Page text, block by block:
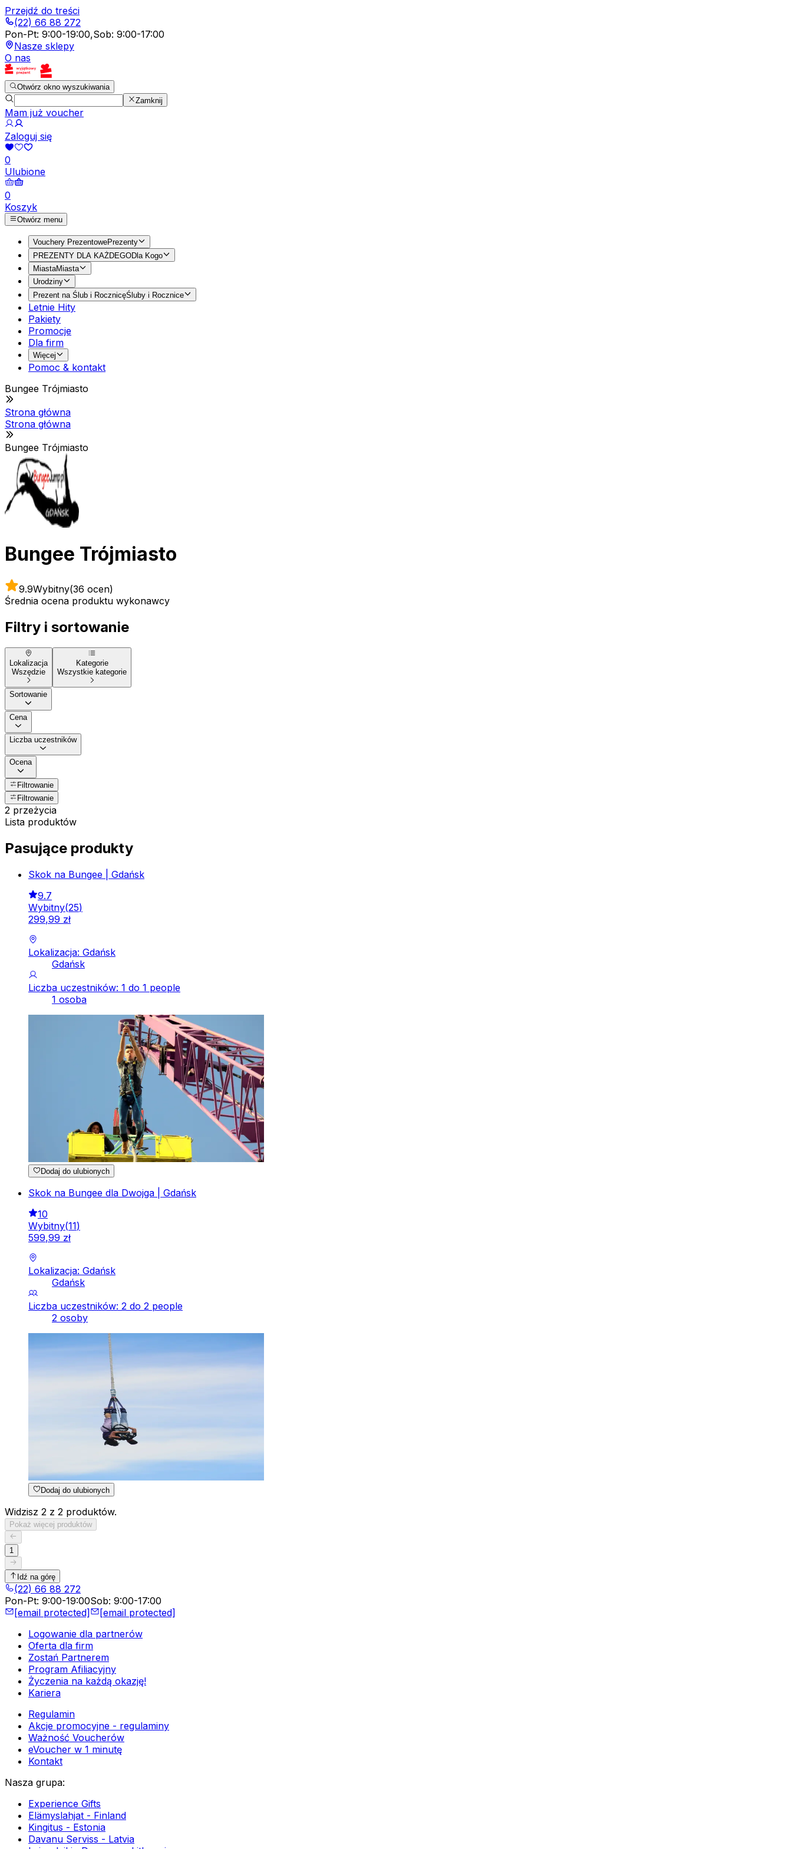
Przejdź do treści
(22) 66 88 272
Pon-Pt: 9:00-19:00,Sob: 9:00-17:00
Nasze sklepy
O nas
Otwórz okno wyszukiwania
Zamknij
Mam już voucher
Zaloguj się
0
Ulubione
0
Koszyk
Otwórz menu
Vouchery PrezentowePrezenty
PREZENTY DLA KAŻDEGODla Kogo
MiastaMiasta
Urodziny
Prezent na Ślub i RocznicęŚluby i Rocznice
Letnie Hity
Pakiety
Promocje
Dla firm
Więcej
Pomoc & kontakt
Bungee Trójmiasto
Strona główna
Strona główna
Bungee Trójmiasto
Bungee Trójmiasto
9.9Wybitny(36 ocen)
Średnia ocena produktu wykonawcy
Filtry i sortowanie
Lokalizacja
Wszędzie
Kategorie
Wszystkie kategorie
Sortowanie
Cena
Liczba uczestników
Ocena
Filtrowanie
Filtrowanie
2 przeżycia
Lista produktów
Pasujące produkty
Skok na Bungee | Gdańsk
9.7
Wybitny(25)
299,99 zł
Lokalizacja: Gdańsk
Gdańsk
Liczba uczestników: 1 do 1 people
1 osoba
Dodaj do ulubionych
Skok na Bungee dla Dwojga | Gdańsk
10
Wybitny(11)
599,99 zł
Lokalizacja: Gdańsk
Gdańsk
Liczba uczestników: 2 do 2 people
2 osoby
Dodaj do ulubionych
Widzisz 2 z 2 produktów.
Pokaż więcej produktów
1
Idź na górę
(22) 66 88 272
Pon-Pt: 9:00-19:00Sob: 9:00-17:00
[email protected]
[email protected]
Logowanie dla partnerów
Oferta dla firm
Zostań Partnerem
Program Afiliacyjny
Życzenia na każdą okazję!
Kariera
Regulamin
Akcje promocyjne - regulaminy
Ważność Voucherów
eVoucher w 1 minutę
Kontakt
Nasza grupa:
Experience Gifts
Elämyslahjat - Finland
Kingitus - Estonia
Davanu Serviss - Latvia